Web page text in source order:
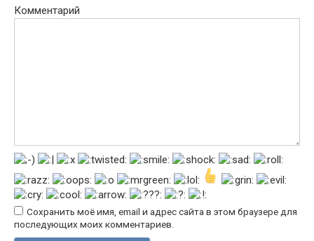
Комментарий
Сохранить моё имя, email и адрес сайта в этом браузере для
последующих моих комментариев.